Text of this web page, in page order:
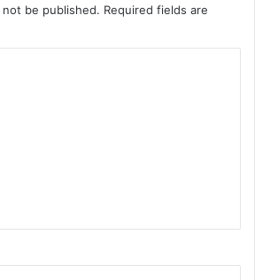
be published. Required fields are